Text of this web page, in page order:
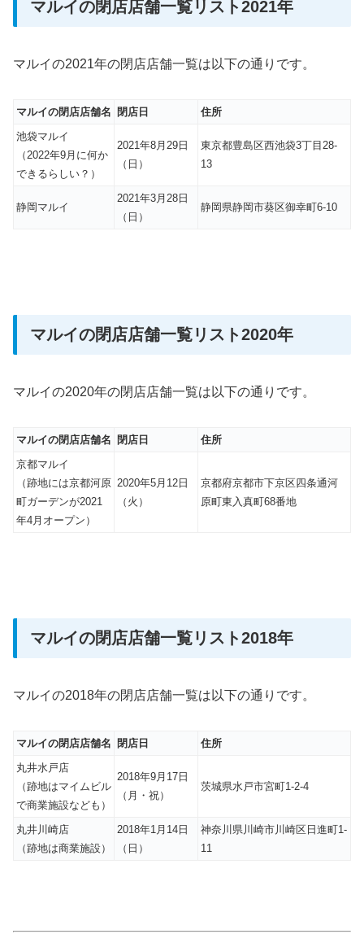
マルイの閉店店舗一覧リスト2021年
マルイの2021年の閉店店舗一覧は以下の通りです。
マルイの閉店店舗名 閉店日
住所
池袋マルイ
（2022年9月に何か
できるらしい？）
2021年8月29日
（日）
東京都豊島区西池袋3丁目28-
13
静岡マルイ
2021年3月28日
（日）
静岡県静岡市葵区御幸町6-10
マルイの閉店店舗一覧リスト2020年
マルイの2020年の閉店店舗一覧は以下の通りです。
マルイの閉店店舗名 閉店日
住所
京都マルイ
（跡地には京都河原
町ガーデンが2021
年4月オープン）
2020年5月12日
（火）
京都府京都市下京区四条通河
原町東入真町68番地
マルイの閉店店舗一覧リスト2018年
マルイの2018年の閉店店舗一覧は以下の通りです。
マルイの閉店店舗名 閉店日
住所
丸井水戸店
（跡地はマイムビル
で商業施設なども）
2018年9月17日
（月・祝）
茨城県水戸市宮町1-2-4
丸井川崎店
（跡地は商業施設）
2018年1月14日
（日）
神奈川県川崎市川崎区日進町1-
11